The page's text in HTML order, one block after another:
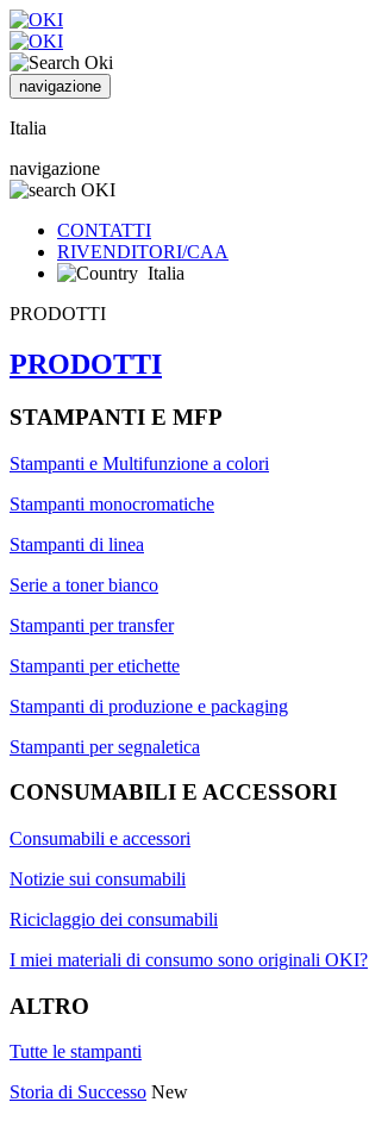
navigazione
Italia
navigazione
CONTATTI
RIVENDITORI/CAA
Italia
PRODOTTI
PRODOTTI
STAMPANTI E MFP
Stampanti e Multifunzione a colori
Stampanti monocromatiche
Stampanti di linea
Serie a toner bianco
Stampanti per transfer
Stampanti per etichette
Stampanti di produzione e packaging
Stampanti per segnaletica
CONSUMABILI E ACCESSORI
Consumabili e accessori
Notizie sui consumabili
Riciclaggio dei consumabili
I miei materiali di consumo sono originali OKI?
ALTRO
Tutte le stampanti
Storia di Successo New